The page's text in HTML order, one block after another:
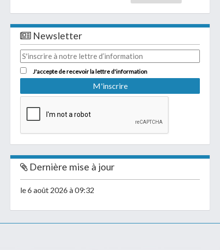
Newsletter
J'accepte de recevoir la lettre d'information
Dernière mise à jour
le 6 août 2026 à 09:32